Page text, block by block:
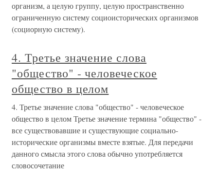
организм, а целую группу, целую пространственно
ограниченную систему социоисторических организмов
(социорную систему).
4. Третье значение слова
"общество" - человеческое
общество в целом
4. Третье значение слова "общество" - человеческое
общество в целом Третье значение термина "общество" -
все существовавшие и существующие социально-
исторические организмы вместе взятые. Для передачи
данного смысла этого слова обычно употребляется
словосочетание